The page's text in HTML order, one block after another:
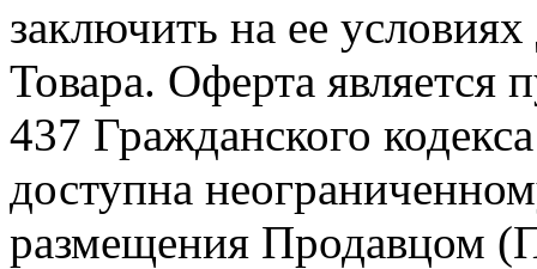
заключить на ее
Товара. Оферта является
437 Гражданского
доступна
размещения Продавцом